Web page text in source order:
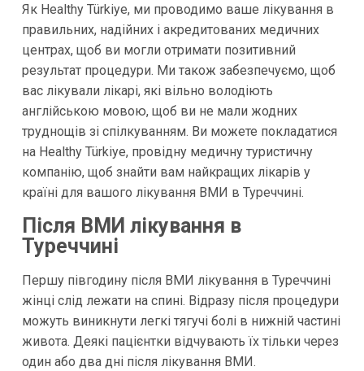
Як Healthy Türkiye, ми проводимо ваше лікування в
правильних, надійних і акредитованих медичних
центрах, щоб ви могли отримати позитивний
результат процедури. Ми також забезпечуємо, щоб
вас лікували лікарі, які вільно володіють
англійською мовою, щоб ви не мали жодних
труднощів зі спілкуванням. Ви можете покладатися
на Healthy Türkiye, провідну медичну туристичну
компанію, щоб знайти вам найкращих лікарів у
країні для вашого лікування ВМИ в Туреччині.
Після ВМИ лікування в
Туреччині
Першу півгодину після ВМИ лікування в Туреччині
жінці слід лежати на спині. Відразу після процедури
можуть виникнути легкі тягучі болі в нижній частині
живота. Деякі пацієнтки відчувають їх тільки через
один або два дні після лікування ВМИ.